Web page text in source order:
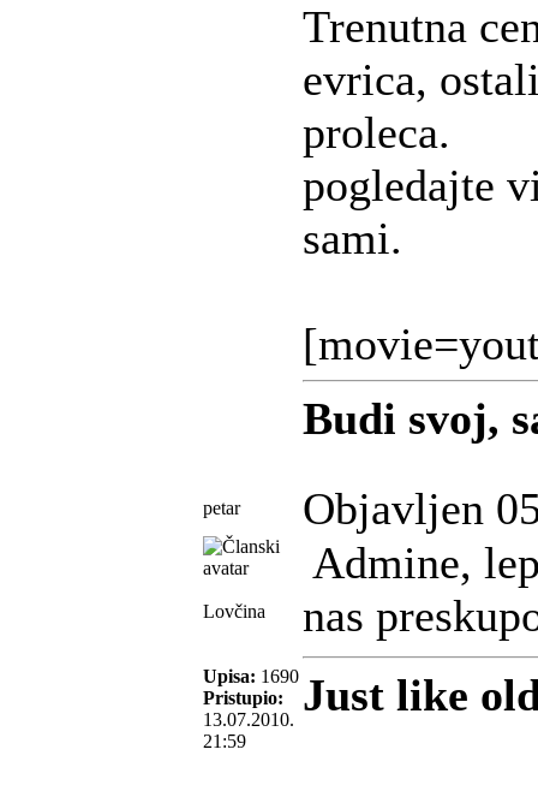
Trenutna
evrica,
proleca.
pogledajte
sami.
Budi svoj,
petar Objavljen
Lovčina
Upisa: 1690
Pristupio:
13.07.2010.
21:59
Admine,
nas
Just like